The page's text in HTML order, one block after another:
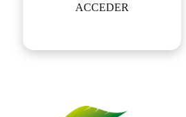
ACCEDER